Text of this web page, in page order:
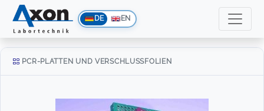
DE EN
PCR-PLATTEN UND VERSCHLUSSFOLIEN